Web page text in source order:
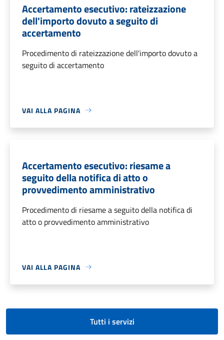
Accertamento esecutivo: rateizzazione
dell'importo dovuto a seguito di
accertamento
Procedimento di rateizzazione dell'importo dovuto a
seguito di accertamento
VAI ALLA PAGINA
Accertamento esecutivo: riesame a
seguito della notifica di atto o
provvedimento amministrativo
Procedimento di riesame a seguito della notifica di
atto o provvedimento amministrativo
VAI ALLA PAGINA
Tutti i servizi